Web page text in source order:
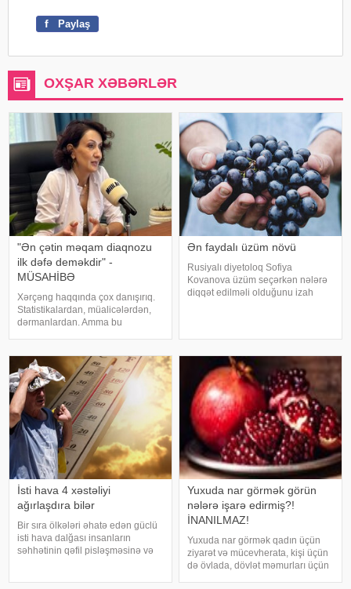
f Paylaş
OXŞAR XƏBƏRLƏR
"Ən çətin məqam diaqnozu
ilk dəfə deməkdir" -
MÜSAHİBƏ
Xərçəng haqqında çox danışırıq.
Statistikalardan, müalicələrdən,
dərmanlardan. Amma bu
qorxularından, ümidlərindən,
yanlış bildiklərindən daha az
danışırıq. Elə buna gör
Ən faydalı üzüm növü
Rusiyalı diyetoloq Sofiya
Kovanova üzüm seçərkən nələrə
diqqət edilməli olduğunu izah
rəngdə olan üzüm sortlar
İsti hava 4 xəstəliyi
ağırlaşdıra bilər
Bir sıra ölkələri əhatə edən güclü
isti hava dalğası insanların
səhhətinin qəfil pisləşməsinə və
Yuxuda nar görmək görün
nələrə işarə edirmiş?!
İNANILMAZ!
Yuxuda nar görmək qadın üçün
ziyarət və mücevherata, kişi üçün
də övlada, dövlət məmurları üçün